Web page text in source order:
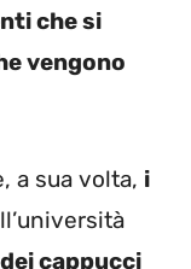
che si
vengono
a sua volta, i
dei cappucci